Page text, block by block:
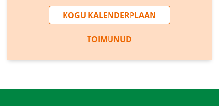
KOGU KALENDERPLAAN
TOIMUNUD